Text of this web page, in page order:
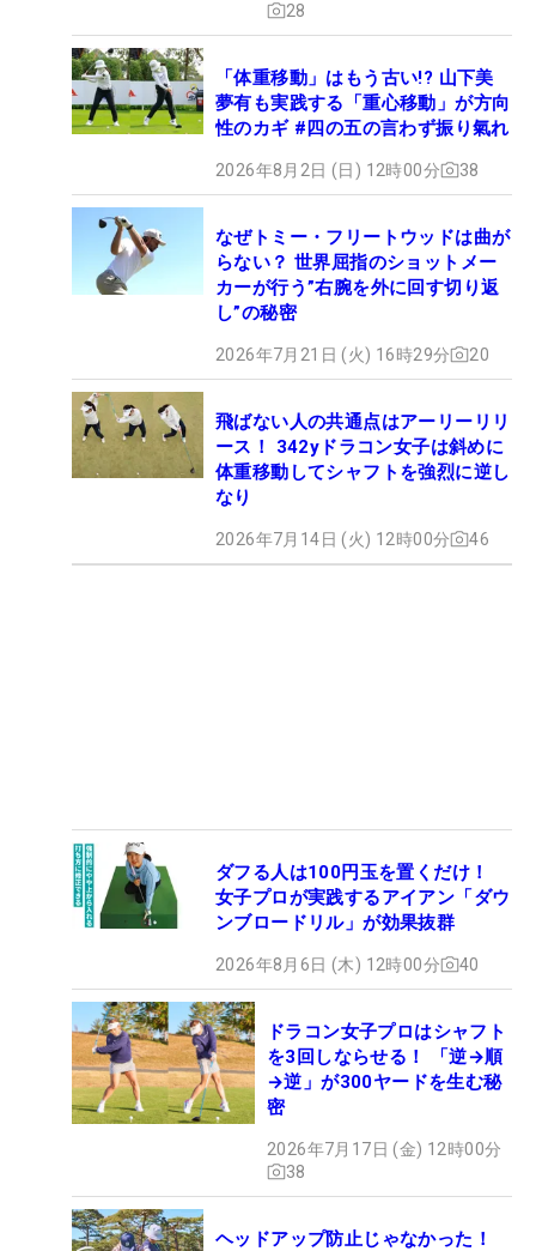
28
「体重移動」はもう古い!? 山下美
夢有も実践する「重心移動」が方向
性のカギ #四の五の言わず振り氣れ
2026年8月2日 (日) 12時00分 38
なぜトミー・フリートウッドは曲が
らない？ 世界屈指のショットメー
カーが行う”右腕を外に回す切り返
し”の秘密
2026年7月21日 (火) 16時29分 20
飛ばない人の共通点はアーリーリリ
ース！ 342yドラコン女子は斜めに
体重移動してシャフトを強烈に逆し
なり
2026年7月14日 (火) 12時00分 46
ダフる人は100円玉を置くだけ！
女子プロが実践するアイアン「ダウ
ンブロードリル」が効果抜群
2026年8月6日 (木) 12時00分 40
ドラコン女子プロはシャフト
を3回しならせる！ 「逆→順
→逆」が300ヤードを生む秘
密
2026年7月17日 (金) 12時00分
38
ヘッドアップ防止じゃなかった！